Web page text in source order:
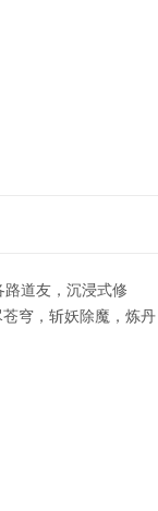
道友，沉浸式修
穹，斩妖除魔，炼丹